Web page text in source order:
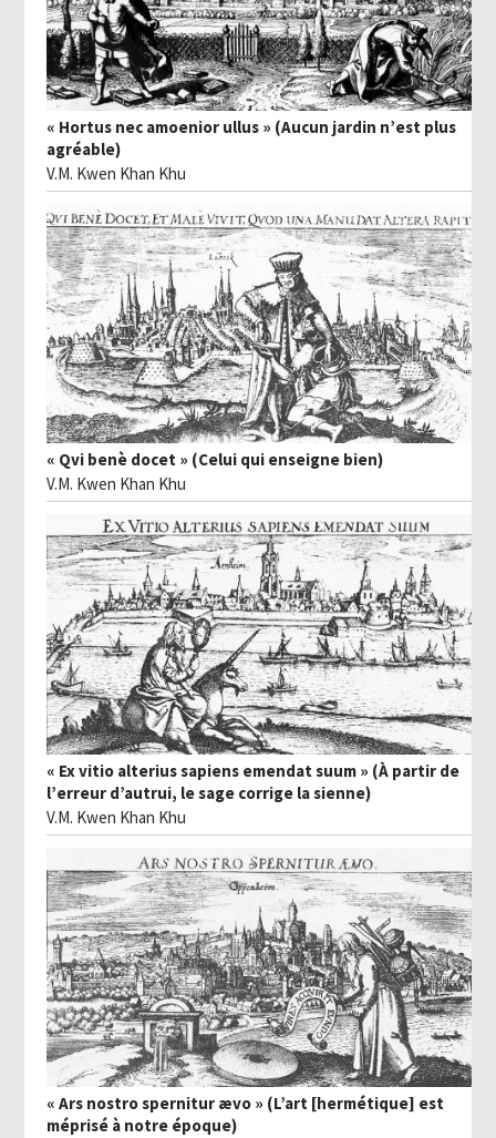
« Hortus nec amoenior ullus » (Aucun jardin n’est plus
agréable)
V.M. Kwen Khan Khu
« Qvi benè docet » (Celui qui enseigne bien)
V.M. Kwen Khan Khu
« Ex vitio alterius sapiens emendat suum » (À partir de
l’erreur d’autrui, le sage corrige la sienne)
V.M. Kwen Khan Khu
« Ars nostro spernitur ævo » (L’art [hermétique] est
méprisé à notre époque)